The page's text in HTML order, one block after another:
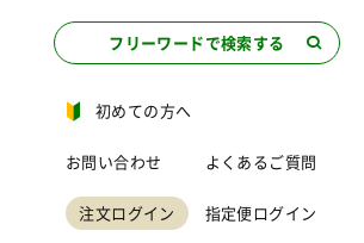
フリーワードで検索する
初めての方へ
お問い合わせ よくあるご質問
注文ログイン 指定便ログイン